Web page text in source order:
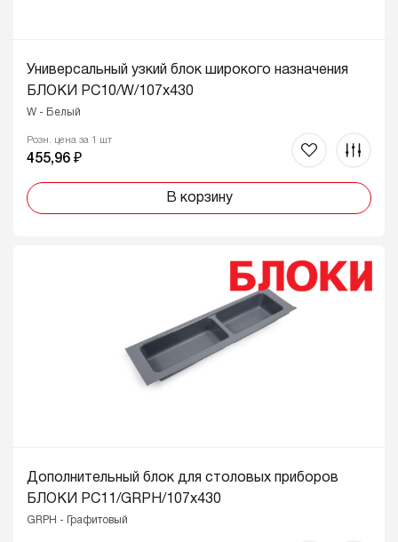
Универсальный узкий блок широкого назначения
БЛОКИ PC10/W/107x430
W - Белый
Розн. цена за 1 шт
455,96 ₽
В корзину
Дополнительный блок для столовых приборов
БЛОКИ PC11/GRPH/107x430
GRPH - Графитовый